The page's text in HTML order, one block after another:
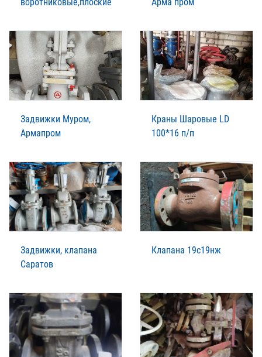
Задвижки Муром,
Армапром
Краны Шаровые LD
100*16 п/п
Задвижки, клапана
Саратов
Клапана 19с19нж